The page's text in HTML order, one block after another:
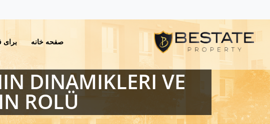
صفحه خانه
DINAMIKLERI VE
ROLÜ